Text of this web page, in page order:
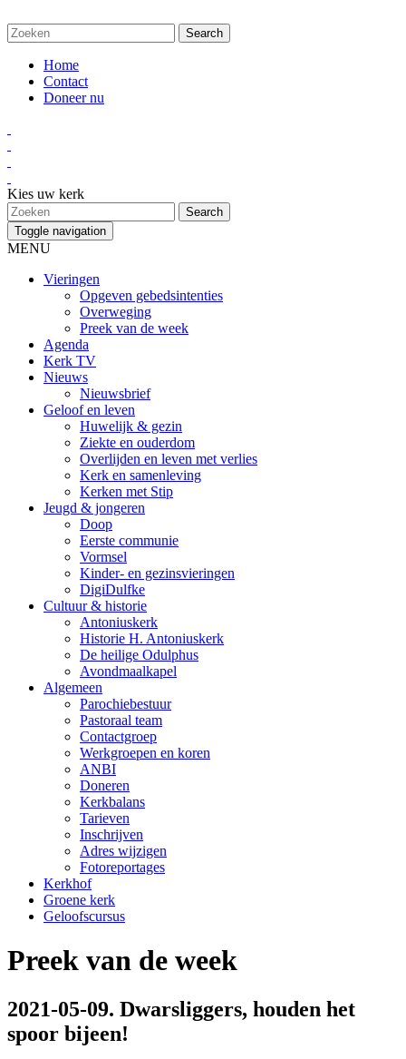
Home
Contact
Doneer nu
Kies uw kerk
Toggle navigation
MENU
Vieringen
Opgeven gebedsintenties
Overweging
Preek van de week
Agenda
Kerk TV
Nieuws
Nieuwsbrief
Geloof en leven
Huwelijk & gezin
Ziekte en ouderdom
Overlijden en leven met verlies
Kerk en samenleving
Kerken met Stip
Jeugd & jongeren
Doop
Eerste communie
Vormsel
Kinder- en gezinsvieringen
DigiDulfke
Cultuur & historie
Antoniuskerk
Historie H. Antoniuskerk
De heilige Odulphus
Avondmaalkapel
Algemeen
Parochiebestuur
Pastoraal team
Contactgroep
Werkgroepen en koren
ANBI
Doneren
Kerkbalans
Tarieven
Inschrijven
Adres wijzigen
Fotoreportages
Kerkhof
Groene kerk
Geloofscursus
Preek van de week
2021-05-09. Dwarsliggers, houden het
spoor bijeen!